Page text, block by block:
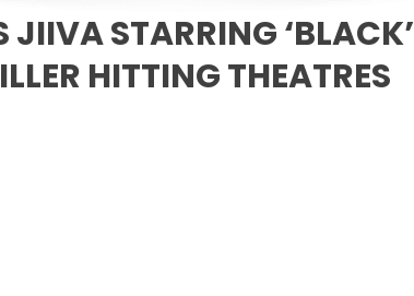
STARRING ‘BLACK’
HITTING THEATRES